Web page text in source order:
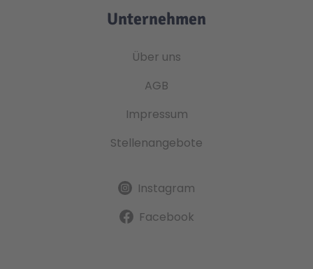
Unternehmen
Über uns
AGB
Impressum
Stellenangebote
Instagram
Facebook